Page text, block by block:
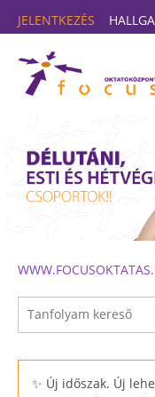
JELENTKEZÉS
✨ Új időszak. Új